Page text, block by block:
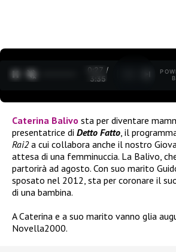
0:27 /
3:35
Caterina Balivo sta per diventare
presentatrice di Detto Fatto , il
Rai2a cui collabora anche il nostro
attesa di una femminuccia. La Balivo,
partorirà ad agosto. Con suo marito
sposato nel 2012, sta per coronare il
di una bambina.
A Caterina e a suo marito vanno glia
Novella2000.